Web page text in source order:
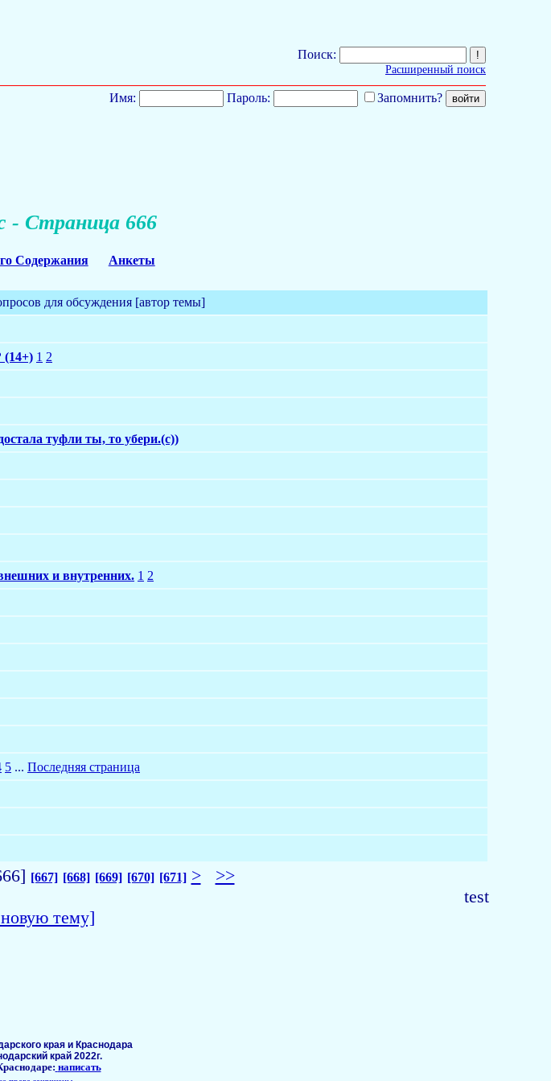
Поиск:
Расширенный поиск
Имя: Пароль: Запомнить?
- Страница 666
Содержания Анкеты
для обсуждения [автор темы]
(14+) 1 2
туфли ты, то убери.(с))
и внутренних. 1 2
5 ... Последняя страница
[667] [668] [669] [670] [671] >
>>
test
тему]
края и Краснодара
край 2022г.
написать